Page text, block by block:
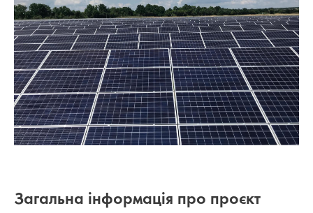
Загальна інформація про проєкт